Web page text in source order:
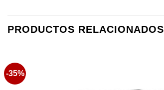
PRODUCTOS RELACIONADOS
-35%